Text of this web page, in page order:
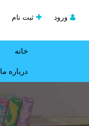
ورود ثبت نام
خانه
درباره ما